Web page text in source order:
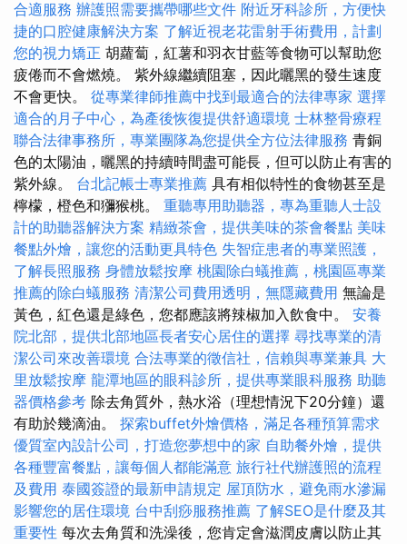
合適服務 辦護照需要攜帶哪些文件 附近牙科診所，方便快
捷的口腔健康解決方案 了解近視老花雷射手術費用，計劃
您的視力矯正 胡蘿蔔，紅薯和羽衣甘藍等食物可以幫助您
疲倦而不會燃燒。 紫外線繼續阻塞，因此曬黑的發生速度
不會更快。 從專業律師推薦中找到最適合的法律專家 選擇
適合的月子中心，為產後恢復提供舒適環境 士林整骨療程
聯合法律事務所，專業團隊為您提供全方位法律服務 青銅
色的太陽油，曬黑的持續時間盡可能長，但可以防止有害的
紫外線。 台北記帳士專業推薦 具有相似特性的食物甚至是
檸檬，橙色和獼猴桃。 重聽專用助聽器，專為重聽人士設
計的助聽器解決方案 精緻茶會，提供美味的茶會餐點 美味
餐點外燴，讓您的活動更具特色 失智症患者的專業照護，
了解長照服務 身體放鬆按摩 桃園除白蟻推薦，桃園區專業
推薦的除白蟻服務 清潔公司費用透明，無隱藏費用 無論是
黃色，紅色還是綠色，您都應該將辣椒加入飲食中。 安養
院北部，提供北部地區長者安心居住的選擇 尋找專業的清
潔公司來改善環境 合法專業的徵信社，信賴與專業兼具 大
里放鬆按摩 龍潭地區的眼科診所，提供專業眼科服務 助聽
器價格參考 除去角質外，熱水浴（理想情況下20分鐘）還
有助於幾滴油。 探索buffet外燴價格，滿足各種預算需求
優質室內設計公司，打造您夢想中的家 自助餐外燴，提供
各種豐富餐點，讓每個人都能滿意 旅行社代辦護照的流程
及費用 泰國簽證的最新申請規定 屋頂防水，避免雨水滲漏
影響您的居住環境 台中刮痧服務推薦 了解SEO是什麼及其
重要性 每次去角質和洗澡後，您肯定會滋潤皮膚以防止其